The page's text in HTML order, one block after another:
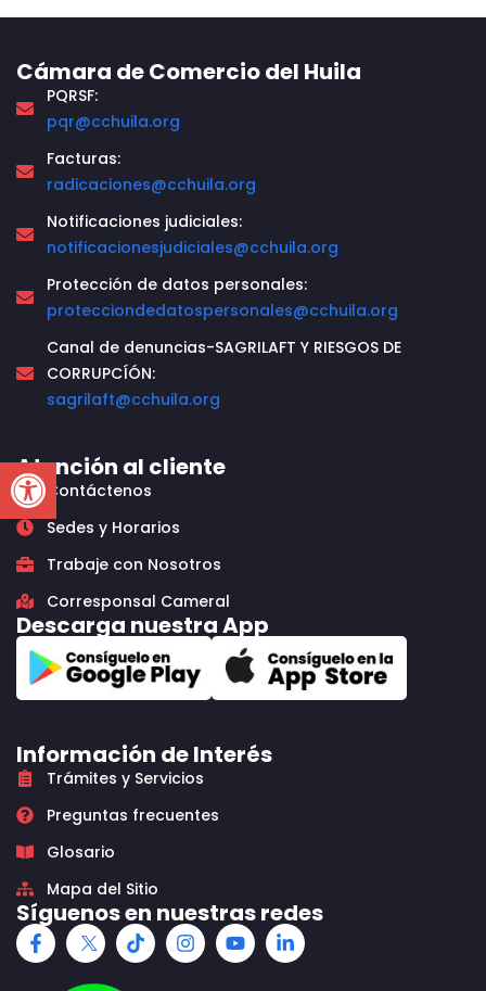
Open toolbar
Cámara de Comercio del Huila
PQRSF:
pqr@cchuila.org
Facturas:
radicaciones@cchuila.org
Notificaciones judiciales:
notificacionesjudiciales@cchuila.org
Protección de datos personales:
protecciondedatospersonales@cchuila.org
Canal de denuncias-SAGRILAFT Y RIESGOS DE
CORRUPCÍÓN:
sagrilaft@cchuila.org
Atención al cliente
Contáctenos
Sedes y Horarios
Trabaje con Nosotros
Corresponsal Cameral
Descarga nuestra App
Información de Interés
Trámites y Servicios
Preguntas frecuentes
Glosario
Mapa del Sitio
Síguenos en nuestras redes